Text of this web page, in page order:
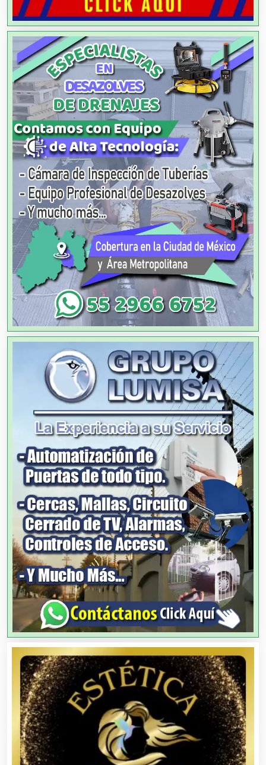
Albercas
Alimentos
Almacenaje
Alquiler de Autos
Alquiler de Equipos para Fiestas
Alquiler de Sillas y Mesas
Alquiler de Trajes de Etiqueta
Alta Costura
Aluminio
Ambulancias
Análisis Clínicos
Análisis de Aguas
Animadores de Eventos
Aparatos y Equipos Eléctricos
Arquitectos
Artes Gráficas
Artesanías